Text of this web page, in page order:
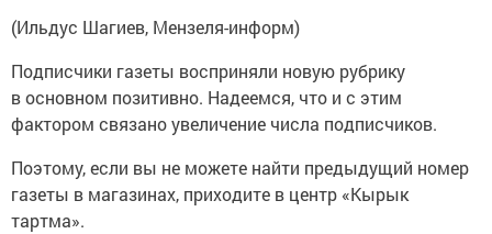
(Ильдус Шагиев, Мензеля-информ)
Подписчики газеты восприняли новую рубрику
в основном позитивно. Надеемся, что и с этим
фактором связано увеличение числа подписчиков.
Поэтому, если вы не можете найти предыдущий номер
газеты в магазинах, приходите в центр «Кырык
тартма».